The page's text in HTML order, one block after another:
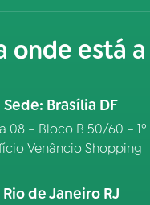
onde está a
Sede: Brasília DF
08 – Bloco B 50/60 –
Venâncio Shopping
Rio de Janeiro RJ